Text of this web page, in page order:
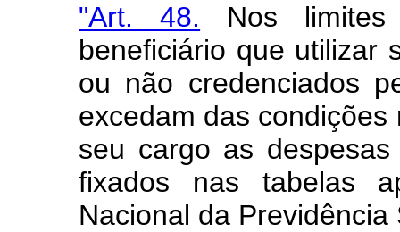
"Art. 48. Nos
beneficiário que utilizar
ou não credenciados
excedam das
seu cargo as
fixados nas tabelas
Nacional da Previdência